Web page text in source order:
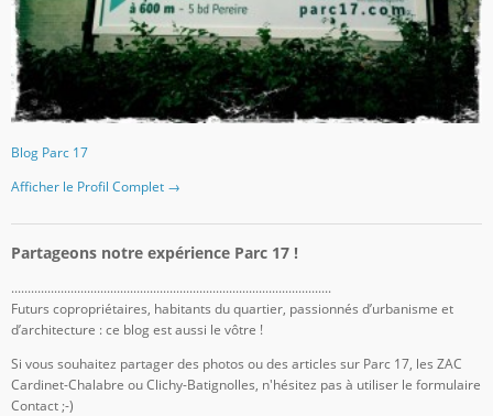
Blog Parc 17
Afficher le Profil Complet →
Partageons notre expérience Parc 17 !
.................................................................................................
Futurs copropriétaires, habitants du quartier, passionnés d’urbanisme et
d’architecture : ce blog est aussi le vôtre !
Si vous souhaitez partager des photos ou des articles sur Parc 17, les ZAC
Cardinet-Chalabre ou Clichy-Batignolles, n'hésitez pas à utiliser le formulaire
Contact ;-)